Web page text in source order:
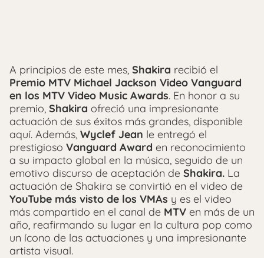
A principios de este mes, Shakira recibió el
Premio MTV Michael Jackson Video Vanguard
en los MTV Video Music Awards. En honor a su
premio, Shakira ofreció una impresionante
actuación de sus éxitos más grandes, disponible
aquí. Además, Wyclef Jean le entregó el
prestigioso Vanguard Award en reconocimiento
a su impacto global en la música, seguido de un
emotivo discurso de aceptación de Shakira. La
actuación de Shakira se convirtió en el video de
YouTube más visto de los VMAs y es el video
más compartido en el canal de MTV en más de un
año, reafirmando su lugar en la cultura pop como
un ícono de las actuaciones y una impresionante
artista visual.